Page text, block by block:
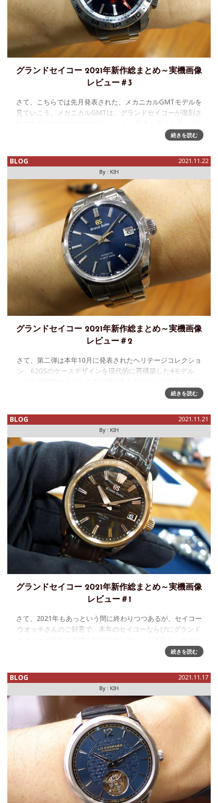
グランドセイコー 2021年新作総まとめ～実機画像
レビュー＃3
さて、こちらでは先月発表された、メカニカルGMTモデルを
見ていこう。メカニカルGMTは、グランドセイコーが復刻さ
替えて愛用していた）。その後、いくつかGMTモデルは更改
続きを読む
BLOG 2021.11.22
By : KIH
グランドセイコー 2021年新作総まとめ～実機画像
レビュー＃2
さて、第二弾は本年10月に発表されたヘリテージコレクショ
ン、62GSのケースデザインを現代的に再構築した4モデル、
ション」だ。本年2月に、四季を表した4つのGMTモデルが発
続きを読む
BLOG 2021.11.21
By : KIH
グランドセイコー 2021年新作総まとめ～実機画像
レビュー＃1
さて、2021年もあっという間に終わりつつあるが、セイコー
ウオッチさんのご好意で、本年のセイコーならびにグランド
今年前半に紹介済みのものもあるが、今回、あらためて今年
続きを読む
BLOG 2021.11.17
By : KIH